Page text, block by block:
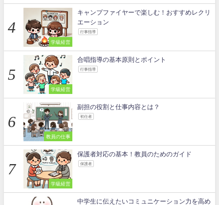
学級経営
キャンプファイヤーで楽しむ！おすすめレクリ
エーション
行事指導
学級経営
合唱指導の基本原則とポイント
行事指導
教員の仕事
副担の役割と仕事内容とは？
初任者
学級経営
保護者対応の基本！教員のためのガイド
保護者
中学生に伝えたいコミュニケーション力を高め